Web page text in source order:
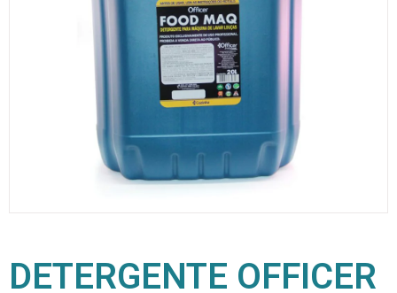
DETERGENTE OFFICER